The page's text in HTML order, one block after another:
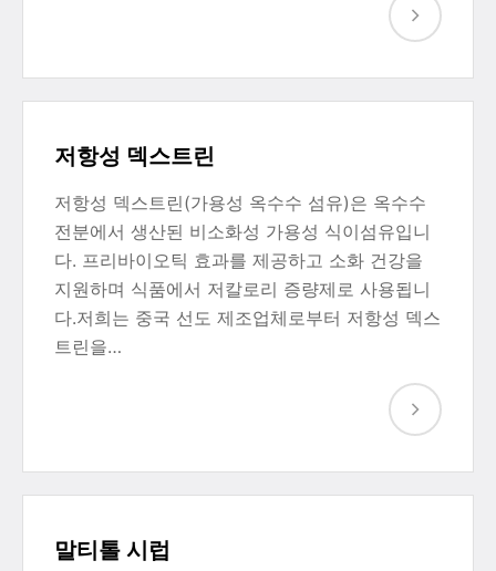
저항성 덱스트린
저항성 덱스트린(가용성 옥수수 섬유)은 옥수수
전분에서 생산된 비소화성 가용성 식이섬유입니
다. 프리바이오틱 효과를 제공하고 소화 건강을
지원하며 식품에서 저칼로리 증량제로 사용됩니
다.저희는 중국 선도 제조업체로부터 저항성 덱스
트린을…
말티톨 시럽